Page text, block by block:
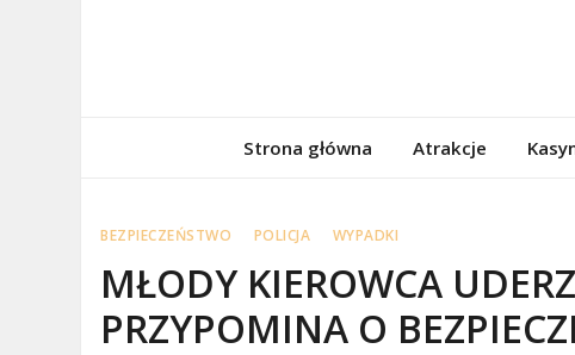
Strona główna Atrakcje
BEZPIECZEŃSTWO POLICJA WYPADKI
MŁODY KIEROWCA
PRZYPOMINA O